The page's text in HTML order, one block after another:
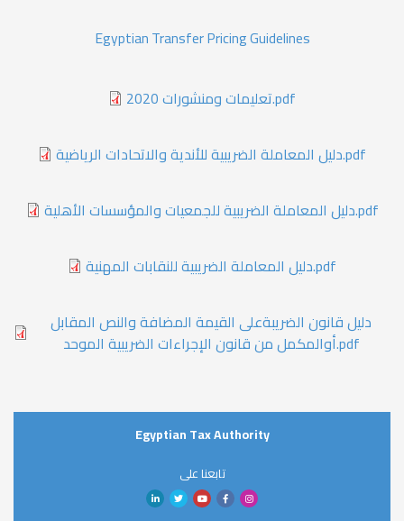
Egyptian Transfer Pricing Guidelines
تعليمات ومنشورات 2020.pdf
دليل المعاملة الضريبية للأندية والاتحادات الرياضية.pdf
دليل المعاملة الضريبية للجمعيات والمؤسسات الأهلية.pdf
دليل المعاملة الضريبية للنقابات المهنية.pdf
دليل قانون الضريبةعلى القيمة المضافة والنص المقابل
أوالمكمل من قانون الإجراءات الضريبية الموحد.pdf
Egyptian Tax Authority
تابعنا على